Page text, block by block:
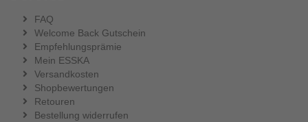
FAQ
Welcome Back Gutschein
Empfehlungsprämie
Mein ESSKA
Versandkosten
Shopbewertungen
Retouren
Bestellung widerrufen